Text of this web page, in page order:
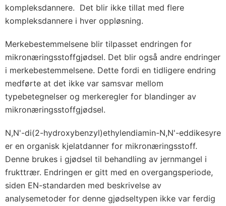
kompleksdannere. Det blir ikke tillat med flere
kompleksdannere i hver oppløsning.
Merkebestemmelsene blir tilpasset endringen for
mikronæringsstoffgjødsel. Det blir også andre endringer
i merkebestemmelsene. Dette fordi en tidligere endring
medførte at det ikke var samsvar mellom
typebetegnelser og merkeregler for blandinger av
mikronæringsstoffgjødsel.
N,N'-di(2-hydroxybenzyl)ethylendiamin-N,N'-eddikesyre
er en organisk kjelatdanner for mikronæringsstoff.
Denne brukes i gjødsel til behandling av jernmangel i
frukttrær. Endringen er gitt med en overgangsperiode,
siden EN-standarden med beskrivelse av
analysemetoder for denne gjødseltypen ikke var ferdig